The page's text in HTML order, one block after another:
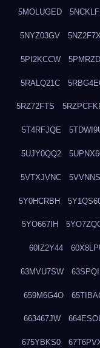
5MOLUGED
5NYZ03GV
5PI2KCCW
5RALQ21C
5RZ72FTS
5T4RFJQE
5UJY0QQ2
5VTXJVNC
5Y0HCRBH
5YO667IH
60IZ2Y44
63MVU7SW
659M6G4O
663467JW
675YBKS0